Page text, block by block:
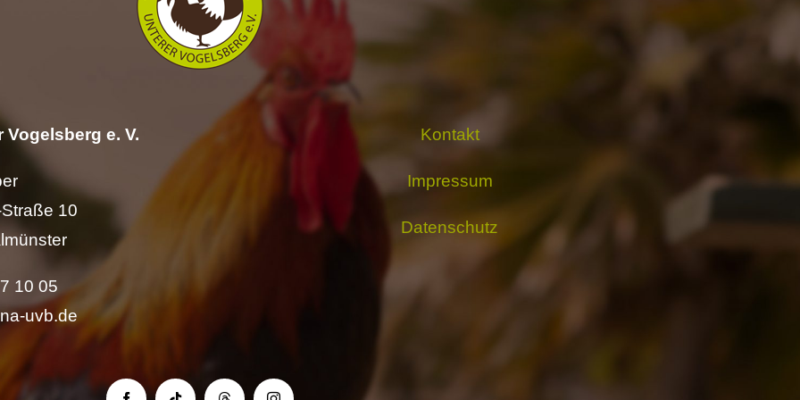
e. V.
10
10 05
uvb.de
Kontakt
Impressum
Datenschutz